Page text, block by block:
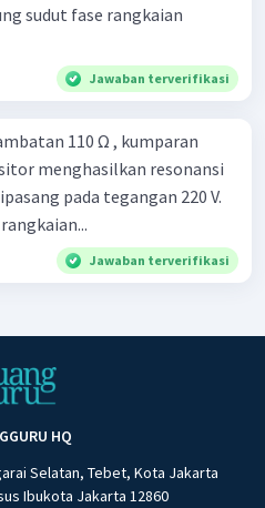
sudut fase rangkaian
Jawaban terverifikasi
110 Ω , kumparan
menghasilkan resonansi
pada tegangan 220 V.
Jawaban terverifikasi
HQ
Selatan, Tebet, Kota Jakarta
Ibukota Jakarta 12860